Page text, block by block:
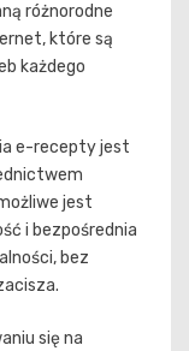
różnorodne
które są
każdego
e-recepty jest
jest
i bezpośrednia
bez
się na